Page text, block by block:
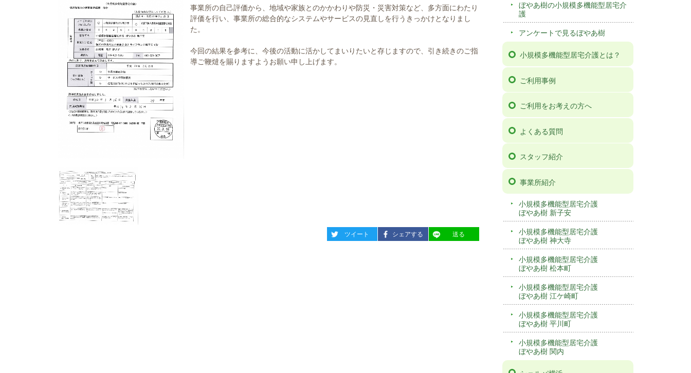
事業所の自己評価から、地域や家族とのかかわりや防災・災害対策など、多方面にわたり
評価を行い、事業所の総合的なシステムやサービスの見直しを行うきっかけとなりまし
た。
今回の結果を参考に、今後の活動に活かしてまいりたいと存じますので、引き続きのご指
導ご鞭燵を賜りますようお願い申し上げます。
entry386ツイート entry386
シェアする entry386
送る
ぼやあ樹の小規模多機能型居宅介
護
アンケートで見るぼやあ樹
小規模多機能型居宅介護とは？
ご利用事例
ご利用をお考えの方へ
よくある質問
スタッフ紹介
事業所紹介
小規模多機能型居宅介護
ぼやあ樹 新子安
小規模多機能型居宅介護
ぼやあ樹 神大寺
小規模多機能型居宅介護
ぼやあ樹 松本町
小規模多機能型居宅介護
ぼやあ樹 江ケ崎町
小規模多機能型居宅介護
ぼやあ樹 平川町
小規模多機能型居宅介護
ぼやあ樹 関内